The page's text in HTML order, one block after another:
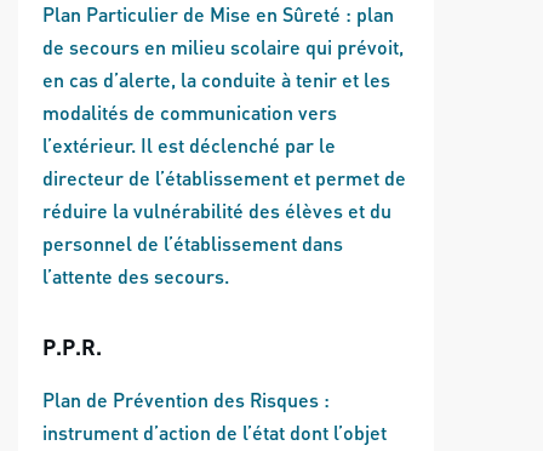
Plan Particulier de Mise en Sûreté : plan
de secours en milieu scolaire qui prévoit,
en cas d’alerte, la conduite à tenir et les
modalités de communication vers
l’extérieur. Il est déclenché par le
directeur de l’établissement et permet de
réduire la vulnérabilité des élèves et du
personnel de l’établissement dans
l’attente des secours.
P.P.R.
Plan de Prévention des Risques :
instrument d’action de l’état dont l’objet